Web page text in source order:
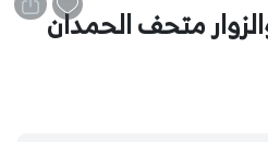
متحف الحمدان